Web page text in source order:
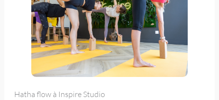
Hatha flow à Inspire Studio